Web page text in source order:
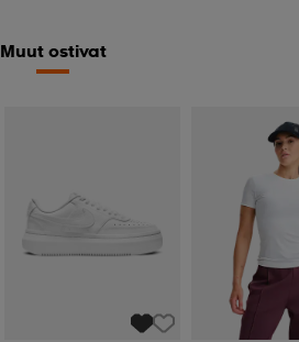
Muut ostivat